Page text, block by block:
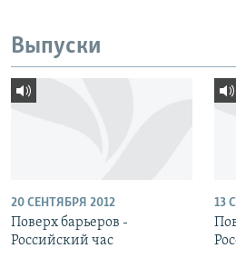
Выпуски
20 СЕНТЯБРЯ 2012
Поверх барьеров -
Российский час
13